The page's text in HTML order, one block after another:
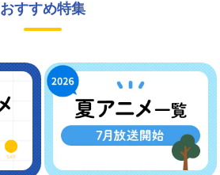
おすすめ特集